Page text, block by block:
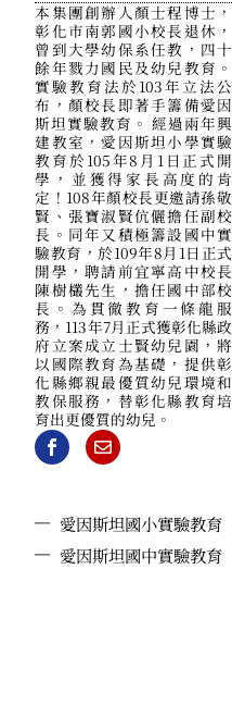
本集團創辦人顏士程博士，
彰化市南郭國小校長退休，
曾到大學幼保系任教，四十
餘年戮力國民及幼兒教育。
實驗教育法於103年立法公
布，顏校長即著手籌備愛因
斯坦實驗教育。 經過兩年興
建教室，愛因斯坦小學實驗
教育於105年8月1日正式開
學，並獲得家長高度的肯
定！108年顏校長更邀請孫敬
賢、張寶淑賢伉儷擔任副校
長。同年又積極籌設國中實
驗教育，於109年8月1日正式
開學，聘請前宜寧高中校長
陳樹欉先生，擔任國中部校
長。為貫徹教育一條龍服
務，113年7月正式獲彰化縣政
府立案成立士賢幼兒園，將
以國際教育為基礎，提供彰
化縣鄉親最優質幼兒環境和
教保服務，替彰化縣教育培
育出更優質的幼兒。
愛因斯坦國小實驗教育
愛因斯坦國中實驗教育